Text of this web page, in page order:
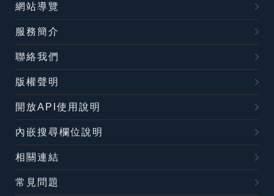
網站導覽
服務簡介
聯絡我們
版權聲明
開放API使用說明
內嵌搜尋欄位說明
相關連結
常見問題